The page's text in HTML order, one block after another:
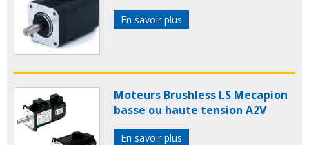
En savoir plus
Moteurs Brushless LS Mecapion
basse ou haute tension A2V
En savoir plus